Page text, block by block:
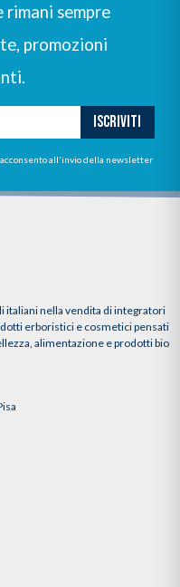
rimani sempre
promozioni
ISCRIVITI
all'invio della newsletter
italiani nella vendita di integratori
erboristici e cosmetici pensati
alimentazione e prodotti bio